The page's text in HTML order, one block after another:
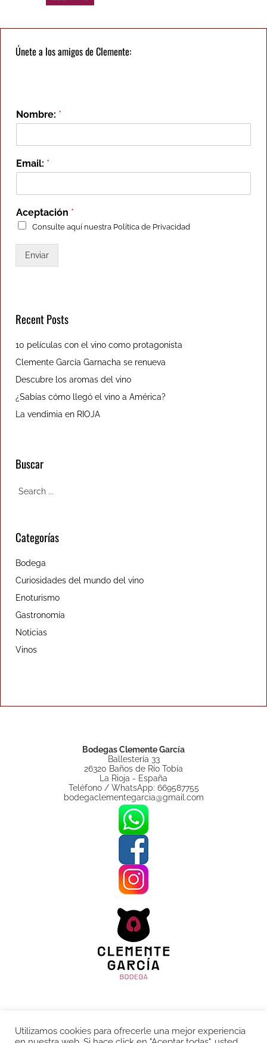
Únete a los amigos de Clemente:
Nombre: *
Email: *
Aceptación *
Consulte aquí nuestra Política de Privacidad
Enviar
Recent Posts
10 películas con el vino como protagonista
Clemente García Garnacha se renueva
Descubre los aromas del vino
¿Sabías cómo llegó el vino a América?
La vendimia en RIOJA
Buscar
Categorías
Bodega
Curiosidades del mundo del vino
Enoturismo
Gastronomía
Noticias
Vinos
Bodegas Clemente García
Ballestería 33
26320 Baños de Río Tobía
La Rioja - España
Teléfono / WhatsApp: 669587755
bodegaclementegarcia@gmail.com
Política de Privacidad
Utilizamos cookies para ofrecerle una mejor experiencia